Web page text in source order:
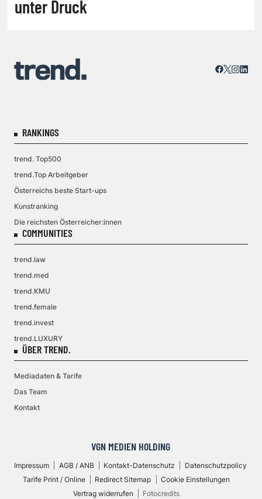
unter Druck
RANKINGS
trend. Top500
trend.Top Arbeitgeber
Österreichs beste Start-ups
Kunstranking
Die reichsten Österreicher:innen
COMMUNITIES
trend.law
trend.med
trend.KMU
trend.female
trend.invest
trend.LUXURY
ÜBER TREND.
Mediadaten & Tarife
Das Team
Kontakt
VGN MEDIEN HOLDING
Impressum AGB / ANB Kontakt-Datenschutz
Datenschutzpolicy
Tarife Print / Online
Redirect Sitemap
Cookie Einstellungen
Vertrag widerrufen
Fotocredits